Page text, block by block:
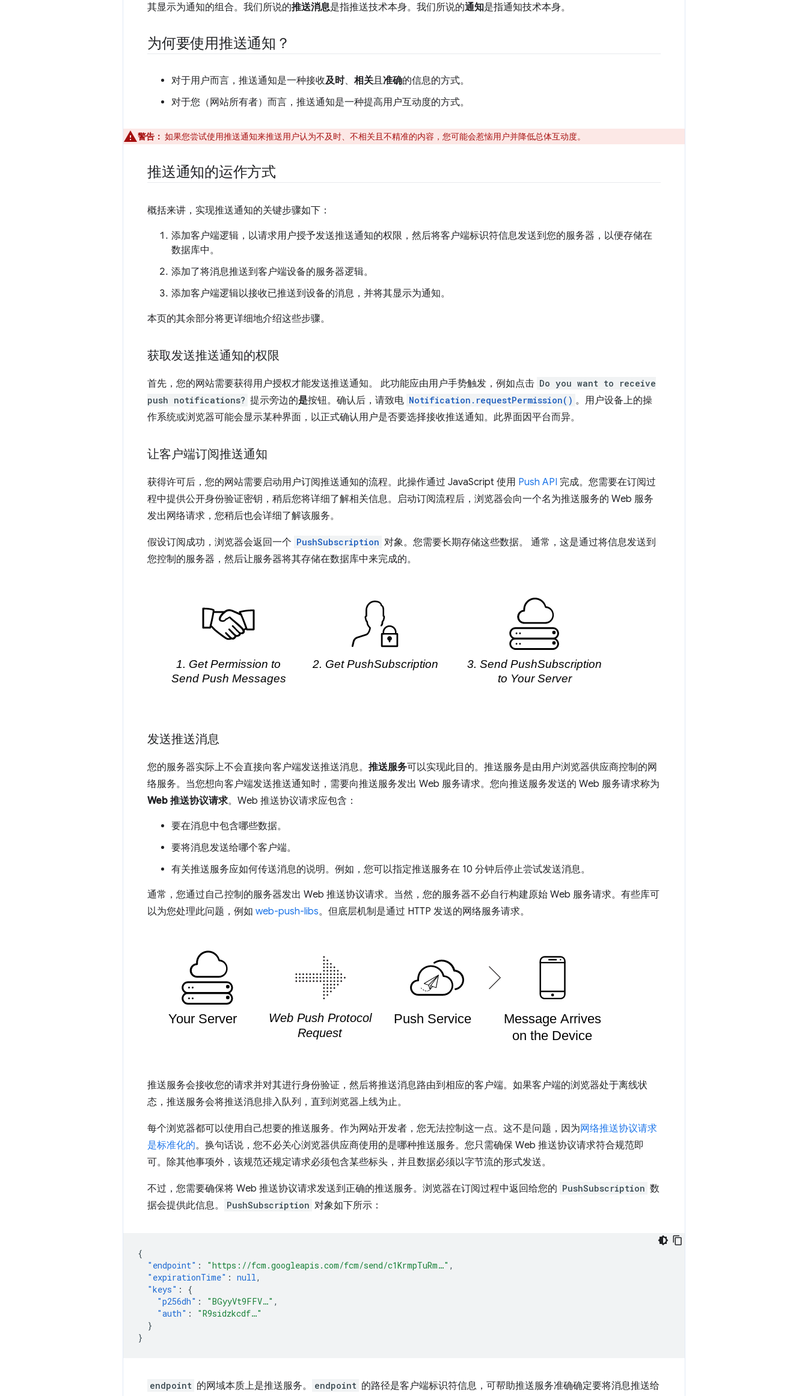
其显示为通知的组合。我们所说的推送消息是指推送技术本身。我们所说的通知是指通知技术本身。
为何要使用推送通知？
对于用户而言，推送通知是一种接收及时、 相关且 准确的信息的方式。
对于您（网站所有者）而言，推送通知是一种提高用户互动度的方式。
警告： 如果您尝试使用推送通知来推送用户认为不及时、不相关且不精准的内容，您可能会惹恼用户并降低总体互动度。
推送通知的运作方式
概括来讲，实现推送通知的关键步骤如下：
添加客户端逻辑，以请求用户授予发送推送通知的权限，然后将客户端标识符信息发送到您的服务器，以便存储在
数据库中。
添加了将消息推送到客户端设备的服务器逻辑。
添加客户端逻辑以接收已推送到设备的消息，并将其显示为通知。
本页的其余部分将更详细地介绍这些步骤。
获取发送推送通知的权限
首先，您的网站需要获得用户授权才能发送推送通知。 此功能应由用户手势触发，例如点击 Do you want to receive
push notifications? 提示旁边的是按钮。确认后，请致电 Notification.requestPermission() 。用户设备上的操
作系统或浏览器可能会显示某种界面，以正式确认用户是否要选择接收推送通知。此界面因平台而异。
让客户端订阅推送通知
获得许可后，您的网站需要启动用户订阅推送通知的流程。此操作通过 JavaScript 使用 Push API 完成。您需要在订阅过
程中提供公开身份验证密钥，稍后您将详细了解相关信息。启动订阅流程后，浏览器会向一个名为推送服务的 Web 服务
发出网络请求，您稍后也会详细了解该服务。
假设订阅成功，浏览器会返回一个 PushSubscription 对象。您需要长期存储这些数据。 通常，这是通过将信息发送到
您控制的服务器，然后让服务器将其存储在数据库中来完成的。
发送推送消息
您的服务器实际上不会直接向客户端发送推送消息。 推送服务可以实现此目的。推送服务是由用户浏览器供应商控制的网
络服务。当您想向客户端发送推送通知时，需要向推送服务发出 Web 服务请求。您向推送服务发送的 Web 服务请求称为
Web 推送协议请求。Web 推送协议请求应包含：
要在消息中包含哪些数据。
要将消息发送给哪个客户端。
有关推送服务应如何传送消息的说明。例如，您可以指定推送服务在 10 分钟后停止尝试发送消息。
通常，您通过自己控制的服务器发出 Web 推送协议请求。当然，您的服务器不必自行构建原始 Web 服务请求。有些库可
以为您处理此问题，例如 web-push-libs。但底层机制是通过 HTTP 发送的网络服务请求。
推送服务会接收您的请求并对其进行身份验证，然后将推送消息路由到相应的客户端。如果客户端的浏览器处于离线状
态，推送服务会将推送消息排入队列，直到浏览器上线为止。
每个浏览器都可以使用自己想要的推送服务。作为网站开发者，您无法控制这一点。这不是问题，因为网络推送协议请求
是标准化的。换句话说，您不必关心浏览器供应商使用的是哪种推送服务。您只需确保 Web 推送协议请求符合规范即
可。除其他事项外，该规范还规定请求必须包含某些标头，并且数据必须以字节流的形式发送。
不过，您需要确保将 Web 推送协议请求发送到正确的推送服务。浏览器在订阅过程中返回给您的 PushSubscription 数
据会提供此信息。
PushSubscription 对象如下所示：
{
"endpoint" : "https://fcm.googleapis.com/fcm/send/c1KrmpTuRm…" ,
"expirationTime" : null,
"keys" :
{
"p256dh" : "BGyyVt9FFV…" ,
"auth" :
"R9sidzkcdf…"
}
}
endpoint 的网域本质上是推送服务。 endpoint 的路径是客户端标识符信息，可帮助推送服务准确确定要将消息推送给